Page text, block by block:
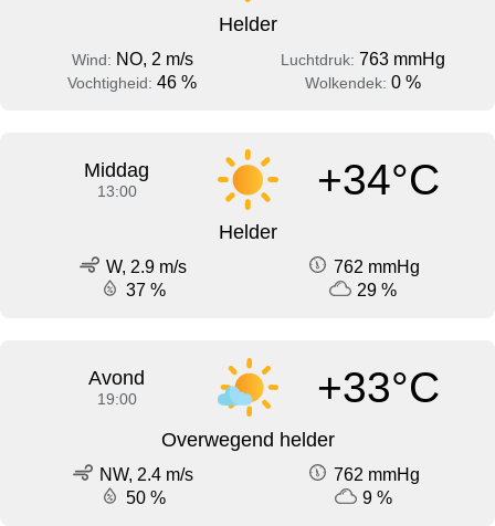
Helder
Wind: NO, 2 m/s Luchtdruk: 763 mmHg
Vochtigheid: 46 % Wolkendek: 0 %
Middag
13:00 +34°C
Helder
W, 2.9 m/s
762 mmHg
37 %
29 %
Avond
19:00 +33°C
Overwegend helder
NW, 2.4 m/s
762 mmHg
50 %
9 %